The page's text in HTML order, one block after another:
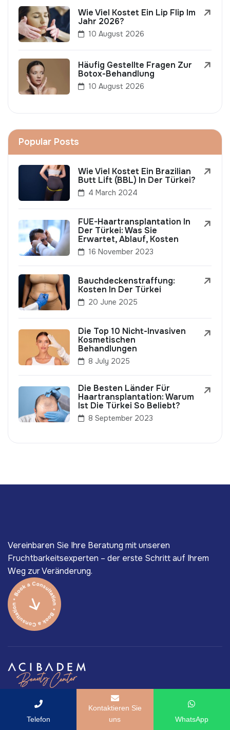
Wie Viel Kostet Ein Lip Flip Im
Jahr 2026?
10 August 2026
Häufig Gestellte Fragen Zur
Botox-Behandlung
10 August 2026
Popular Posts
Wie Viel Kostet Ein Brazilian
Butt Lift (BBL) In Der Türkei?
4 March 2024
FUE-Haartransplantation In
Der Türkei: Was Sie
Erwartet, Ablauf, Kosten
16 November 2023
Bauchdeckenstraffung:
Kosten In Der Türkei
20 June 2025
Die Top 10 Nicht-Invasiven
Kosmetischen
Behandlungen
8 July 2025
Die Besten Länder Für
Haartransplantation: Warum
Ist Die Türkei So Beliebt?
8 September 2023
Vereinbaren Sie Ihre Beratung mit unseren
Fruchtbarkeitsexperten – der erste Schritt auf Ihrem
Weg zur Veränderung.
Das ACIBADEM Beauty Center als Teil der ACIBADEM
Healthcare Group legt höchsten Wert auf medizinische
Telefon
Kontaktieren Sie
uns
WhatsApp